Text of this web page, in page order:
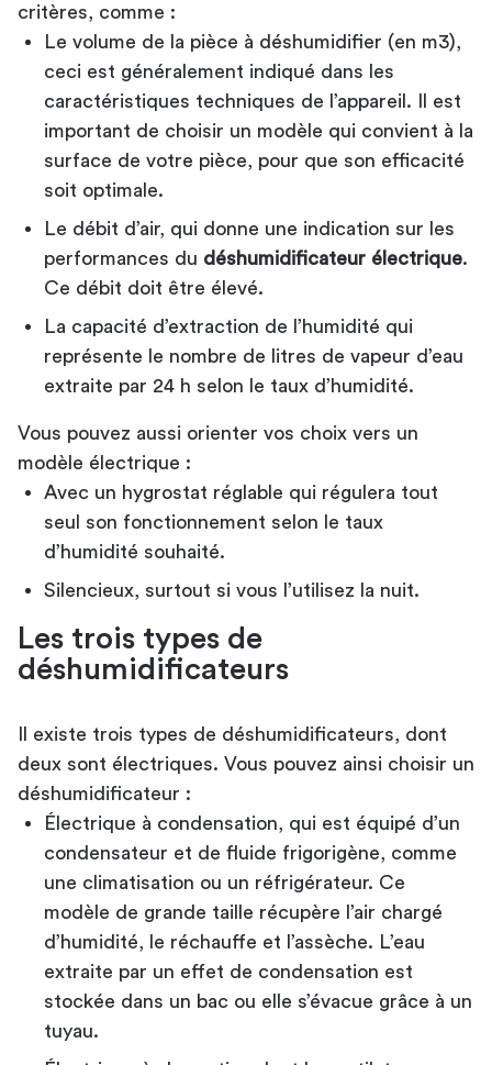
critères, comme :
Le volume de la pièce à déshumidifier (en m3),
ceci est généralement indiqué dans les
caractéristiques techniques de l’appareil. Il est
important de choisir un modèle qui convient à la
surface de votre pièce, pour que son efficacité
soit optimale.
Le débit d’air, qui donne une indication sur les
performances du déshumidificateur électrique.
Ce débit doit être élevé.
La capacité d’extraction de l’humidité qui
représente le nombre de litres de vapeur d’eau
extraite par 24 h selon le taux d’humidité.
Vous pouvez aussi orienter vos choix vers un
modèle électrique :
Avec un hygrostat réglable qui régulera tout
seul son fonctionnement selon le taux
d’humidité souhaité.
Silencieux, surtout si vous l’utilisez la nuit.
Les trois types de
déshumidificateurs
Il existe trois types de déshumidificateurs, dont
deux sont électriques. Vous pouvez ainsi choisir un
déshumidificateur :
Électrique à condensation, qui est équipé d’un
condensateur et de fluide frigorigène, comme
une climatisation ou un réfrigérateur. Ce
modèle de grande taille récupère l’air chargé
d’humidité, le réchauffe et l’assèche. L’eau
extraite par un effet de condensation est
stockée dans un bac ou elle s’évacue grâce à un
tuyau.